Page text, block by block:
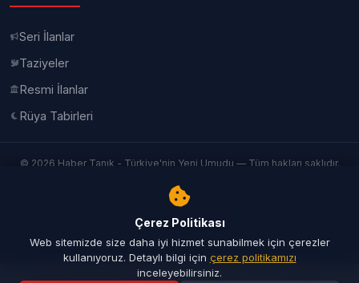
Seri İlanlar
Taziyeler
Resmi İlanlar
Rüya Tabirleri
© 2026 Haber Tanık - Türkiye'nin Yeni Umudu — Tüm hakları saklıdır.
İletişim |Künye
Çerez Politikası
Web sitemizde size daha iyi hizmet sunabilmek için çerezler
kullanıyoruz. Detaylı bilgi için çerez politikamızı
inceleyebilirsiniz.